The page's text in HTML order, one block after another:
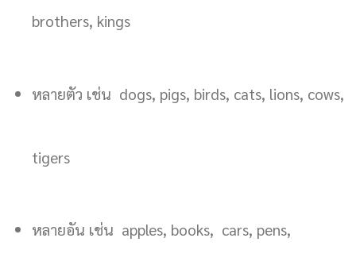
brothers, kings
หลายตัว เช่น dogs, pigs, birds, cats, lions, cows,
tigers
หลายอัน เช่น apples, books, cars, pens,